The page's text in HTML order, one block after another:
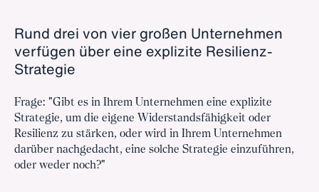
Rund drei von vier großen Unternehmen
verfügen über eine explizite Resilienz-
Strategie
Frage: "Gibt es in Ihrem Unternehmen eine explizite
Strategie, um die eigene Widerstandsfähigkeit oder
Resilienz zu stärken, oder wird in Ihrem Unternehmen
darüber nachgedacht, eine solche Strategie einzuführen,
oder weder noch?"